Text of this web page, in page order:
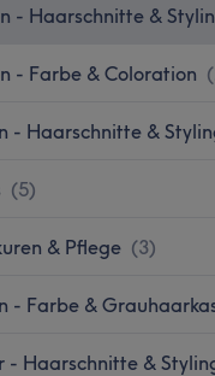
- Haarschnitte &
- Farbe & Coloration (
- Haarschnitte &
(5)
& Pflege (3)
- Farbe &
- Haarschnitte &